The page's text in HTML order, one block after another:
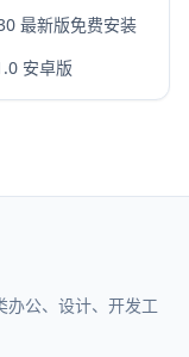
最新版免费安装
安卓版
办公、设计、开发工